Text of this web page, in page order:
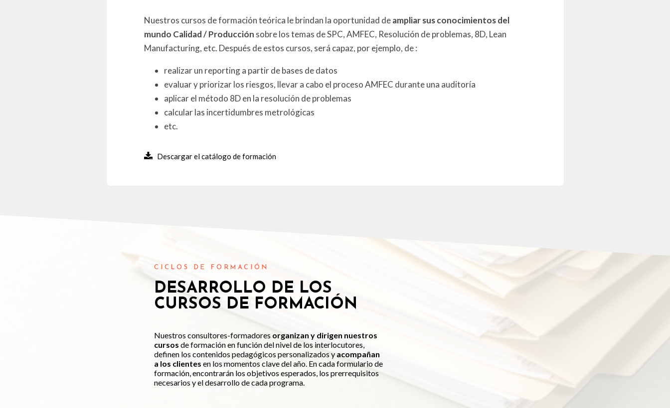
Nuestros cursos de formación teórica le brindan la oportunidad deampliar sus conocimientos del
mundo Calidad / Producción sobre los temas de SPC, AMFEC, Resolución de problemas, 8D, Lean
Manufacturing, etc. Después de estos cursos, será capaz, por ejemplo, de :
realizar un reporting a partir de bases de datos
evaluar y priorizar los riesgos, llevar a cabo el proceso AMFEC durante una auditoría
aplicar el método 8D en la resolución de problemas
calcular las incertidumbres metrológicas
etc.
Descargar el catálogo de formación
CICLOS DE FORMACIÓN
DESARROLLO DE LOS
CURSOS DE FORMACIÓN
Nuestros consultores-formadores organizan y dirigen nuestros
cursos de formación en función del nivel de los interlocutores,
definen los contenidos pedagógicos personalizados y acompañan
a los clientes en los momentos clave del año. En cada formulario de
formación, encontrarán los objetivos esperados, los prerrequisitos
necesarios y el desarrollo de cada programa.